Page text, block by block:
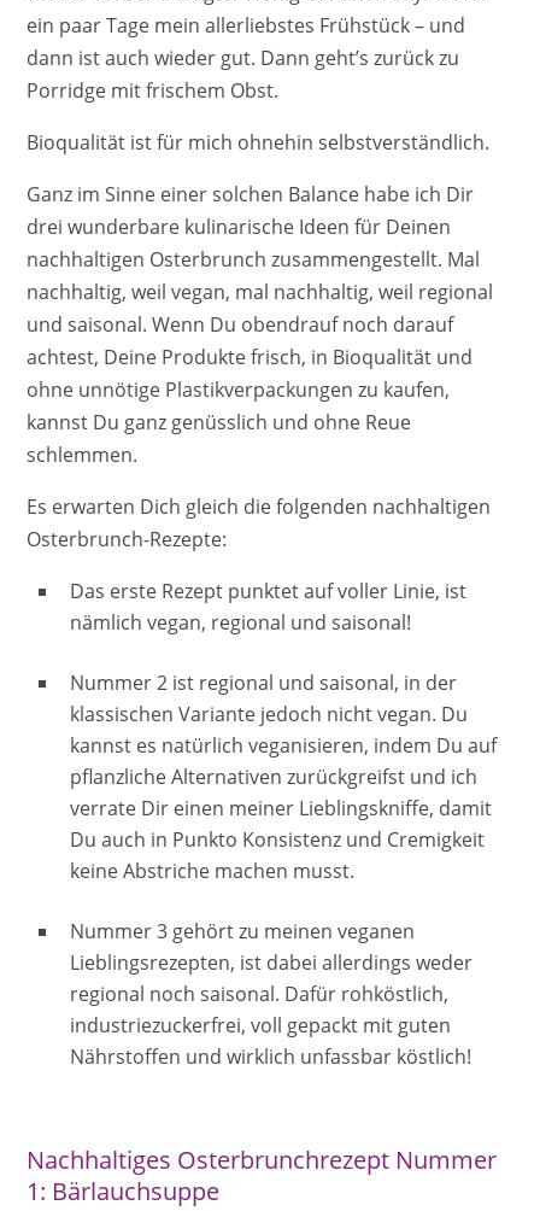
ein paar Tage mein allerliebstes Frühstück – und
dann ist auch wieder gut. Dann geht’s zurück zu
Porridge mit frischem Obst.
Bioqualität ist für mich ohnehin selbstverständlich.
Ganz im Sinne einer solchen Balance habe ich Dir
drei wunderbare kulinarische Ideen für Deinen
nachhaltigen Osterbrunch zusammengestellt. Mal
nachhaltig, weil vegan, mal nachhaltig, weil regional
und saisonal. Wenn Du obendrauf noch darauf
achtest, Deine Produkte frisch, in Bioqualität und
ohne unnötige Plastikverpackungen zu kaufen,
kannst Du ganz genüsslich und ohne Reue
schlemmen.
Es erwarten Dich gleich die folgenden nachhaltigen
Osterbrunch-Rezepte:
Das erste Rezept punktet auf voller Linie, ist
nämlich vegan, regional und saisonal!
Nummer 2 ist regional und saisonal, in der
klassischen Variante jedoch nicht vegan. Du
kannst es natürlich veganisieren, indem Du auf
pflanzliche Alternativen zurückgreifst und ich
verrate Dir einen meiner Lieblingskniffe, damit
Du auch in Punkto Konsistenz und Cremigkeit
keine Abstriche machen musst.
Nummer 3 gehört zu meinen veganen
Lieblingsrezepten, ist dabei allerdings weder
regional noch saisonal. Dafür rohköstlich,
industriezuckerfrei, voll gepackt mit guten
Nährstoffen und wirklich unfassbar köstlich!
Nachhaltiges Osterbrunchrezept Nummer
1: Bärlauchsuppe